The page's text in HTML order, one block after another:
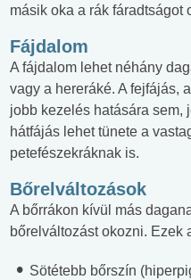
másik oka a rák fáradtságot
Fájdalom
A fájdalom lehet néhány
vagy a hereráké. A fejfájás,
jobb kezelés hatására sem,
hátfájás lehet tünete a
petefészekráknak is.
Bőrelváltozások
A bőrrákon kívül más
bőrelváltozást okozni. Ezek
Sötétebb bőrszín